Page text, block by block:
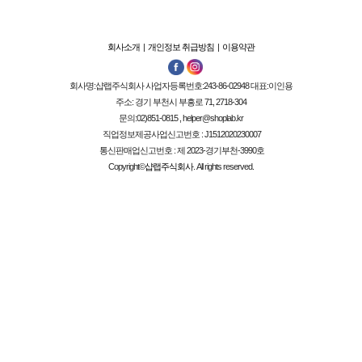
회사소개 | 개인정보 취급방침 | 이용약관
회사명:샵랩주식회사사업자등록번호:243-86-02948대표:이인용
주소: 경기 부천시 부흥로 71, 2718-304
문의:02)851-0815 , helper@shoplab.kr
직업정보제공사업신고번호 :J1512020230007
통신판매업신고번호 :제 2023-경기부천-3990호
Copyright©샵랩주식회사. All rights reserved.